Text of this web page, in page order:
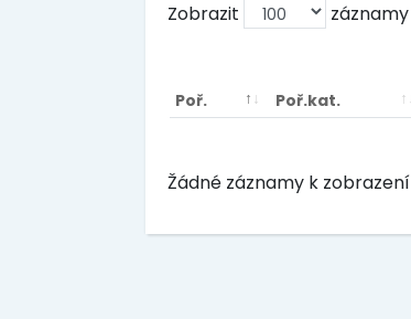
Zobrazit záznamy
Poř.
Poř.kat.
Žádné záznamy k zobrazení